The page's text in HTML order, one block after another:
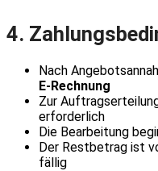
4.
Nach
E-Rechnung
Zur
erforderlich
Die Bearbeitung
Der Restbetrag ist
fällig